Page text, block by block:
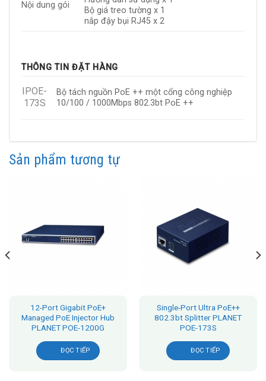
Nội dung gói
Bộ giá treo tường x 1
nắp đậy bụi RJ45 x 2
THÔNG TIN ĐẶT HÀNG
IPOE-
173S
Bộ tách nguồn PoE ++ một cổng công nghiệp
10/100 / 1000Mbps 802.3bt PoE ++
Sản phẩm tương tự
12-Port Gigabit PoE+
Managed PoE Injector Hub
PLANET POE-1200G
ĐỌC TIẾP
Single-Port Ultra PoE++
802.3bt Splitter PLANET
POE-173S
ĐỌC TIẾP